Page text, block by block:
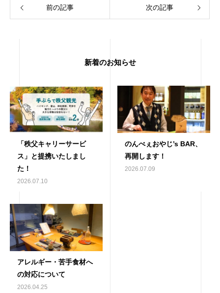
前の記事 次の記事
新着のお知らせ
「秩父キャリーサービ
ス」と提携いたしまし
た！
2026.07.10
のんべぇおやじ’s BAR、
再開します！
2026.07.09
アレルギー・苦手食材へ
の対応について
2026.04.25